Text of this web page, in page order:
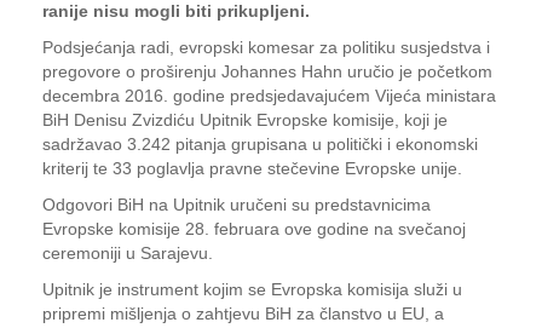
ranije nisu mogli biti prikupljeni.
Podsjećanja radi, evropski komesar za politiku susjedstva i
pregovore o proširenju Johannes Hahn uručio je početkom
decembra 2016. godine predsjedavajućem Vijeća ministara
BiH Denisu Zvizdiću Upitnik Evropske komisije, koji je
sadržavao 3.242 pitanja grupisana u politički i ekonomski
kriterij te 33 poglavlja pravne stečevine Evropske unije.
Odgovori BiH na Upitnik uručeni su predstavnicima
Evropske komisije 28. februara ove godine na svečanoj
ceremoniji u Sarajevu.
Upitnik je instrument kojim se Evropska komisija služi u
pripremi mišljenja o zahtjevu BiH za članstvo u EU, a